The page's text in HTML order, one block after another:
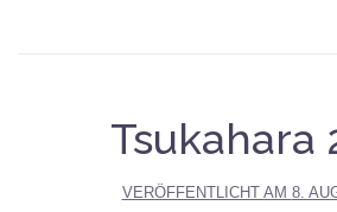
Tsukahara
VERÖFFENTLICHT AM 8.